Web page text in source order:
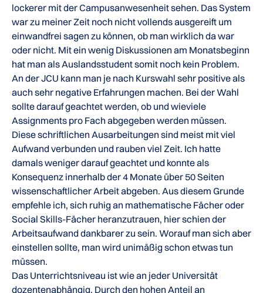
lockerer mit der Campusanwesenheit sehen. Das System
war zu meiner Zeit noch nicht vollends ausgereift um
einwandfrei sagen zu können, ob man wirklich da war
oder nicht. Mit ein wenig Diskussionen am Monatsbeginn
hat man als Auslandsstudent somit noch kein Problem.
An der JCU kann man je nach Kurswahl sehr positive als
auch sehr negative Erfahrungen machen. Bei der Wahl
sollte darauf geachtet werden, ob und wieviele
Assignments pro Fach abgegeben werden müssen.
Diese schriftlichen Ausarbeitungen sind meist mit viel
Aufwand verbunden und rauben viel Zeit. Ich hatte
damals weniger darauf geachtet und konnte als
Konsequenz innerhalb der 4 Monate über 50 Seiten
wissenschaftlicher Arbeit abgeben. Aus diesem Grunde
empfehle ich, sich ruhig an mathematische Fächer oder
Social Skills-Fächer heranzutrauen, hier schien der
Arbeitsaufwand dankbarer zu sein. Worauf man sich aber
einstellen sollte, man wird unimäßig schon etwas tun
müssen.
Das Unterrichtsniveau ist wie an jeder Universität
dozentenabhängig. Durch den hohen Anteil an